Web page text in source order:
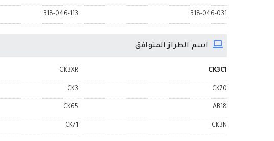
318-046-031
318-046-113
اسم الطراز المتوافق
CK3C1
CK3XR
CK70
CK3
AB18
CK65
CK3N
CK71